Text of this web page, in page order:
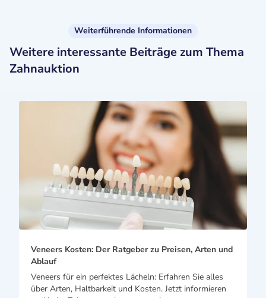
Weiterführende Informationen
Weitere interessante Beiträge zum Thema
Zahnauktion
Veneers Kosten: Der Ratgeber zu Preisen, Arten und
Ablauf
Veneers für ein perfektes Lächeln: Erfahren Sie alles
über Arten, Haltbarkeit und Kosten. Jetzt informieren